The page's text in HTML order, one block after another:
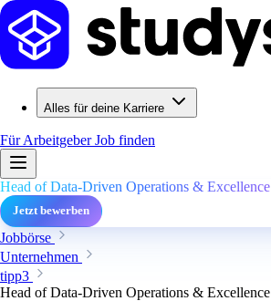
Alles für deine Karriere
Für ArbeitgeberJob finden
Head of Data-Driven Operations & Excellence
Jetzt bewerben
Jobbörse
Unternehmen
tipp3
Head of Data-Driven Operations & Excellence